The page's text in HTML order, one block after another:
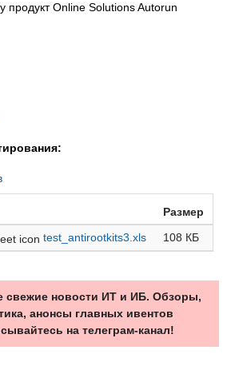
Online Solutions Autorun
Размер
test_antirootkits3.xls
108 КБ
свежие новости ИТ и ИБ. Обзоры,
анонсы главных ивентов
на телеграм-канал!